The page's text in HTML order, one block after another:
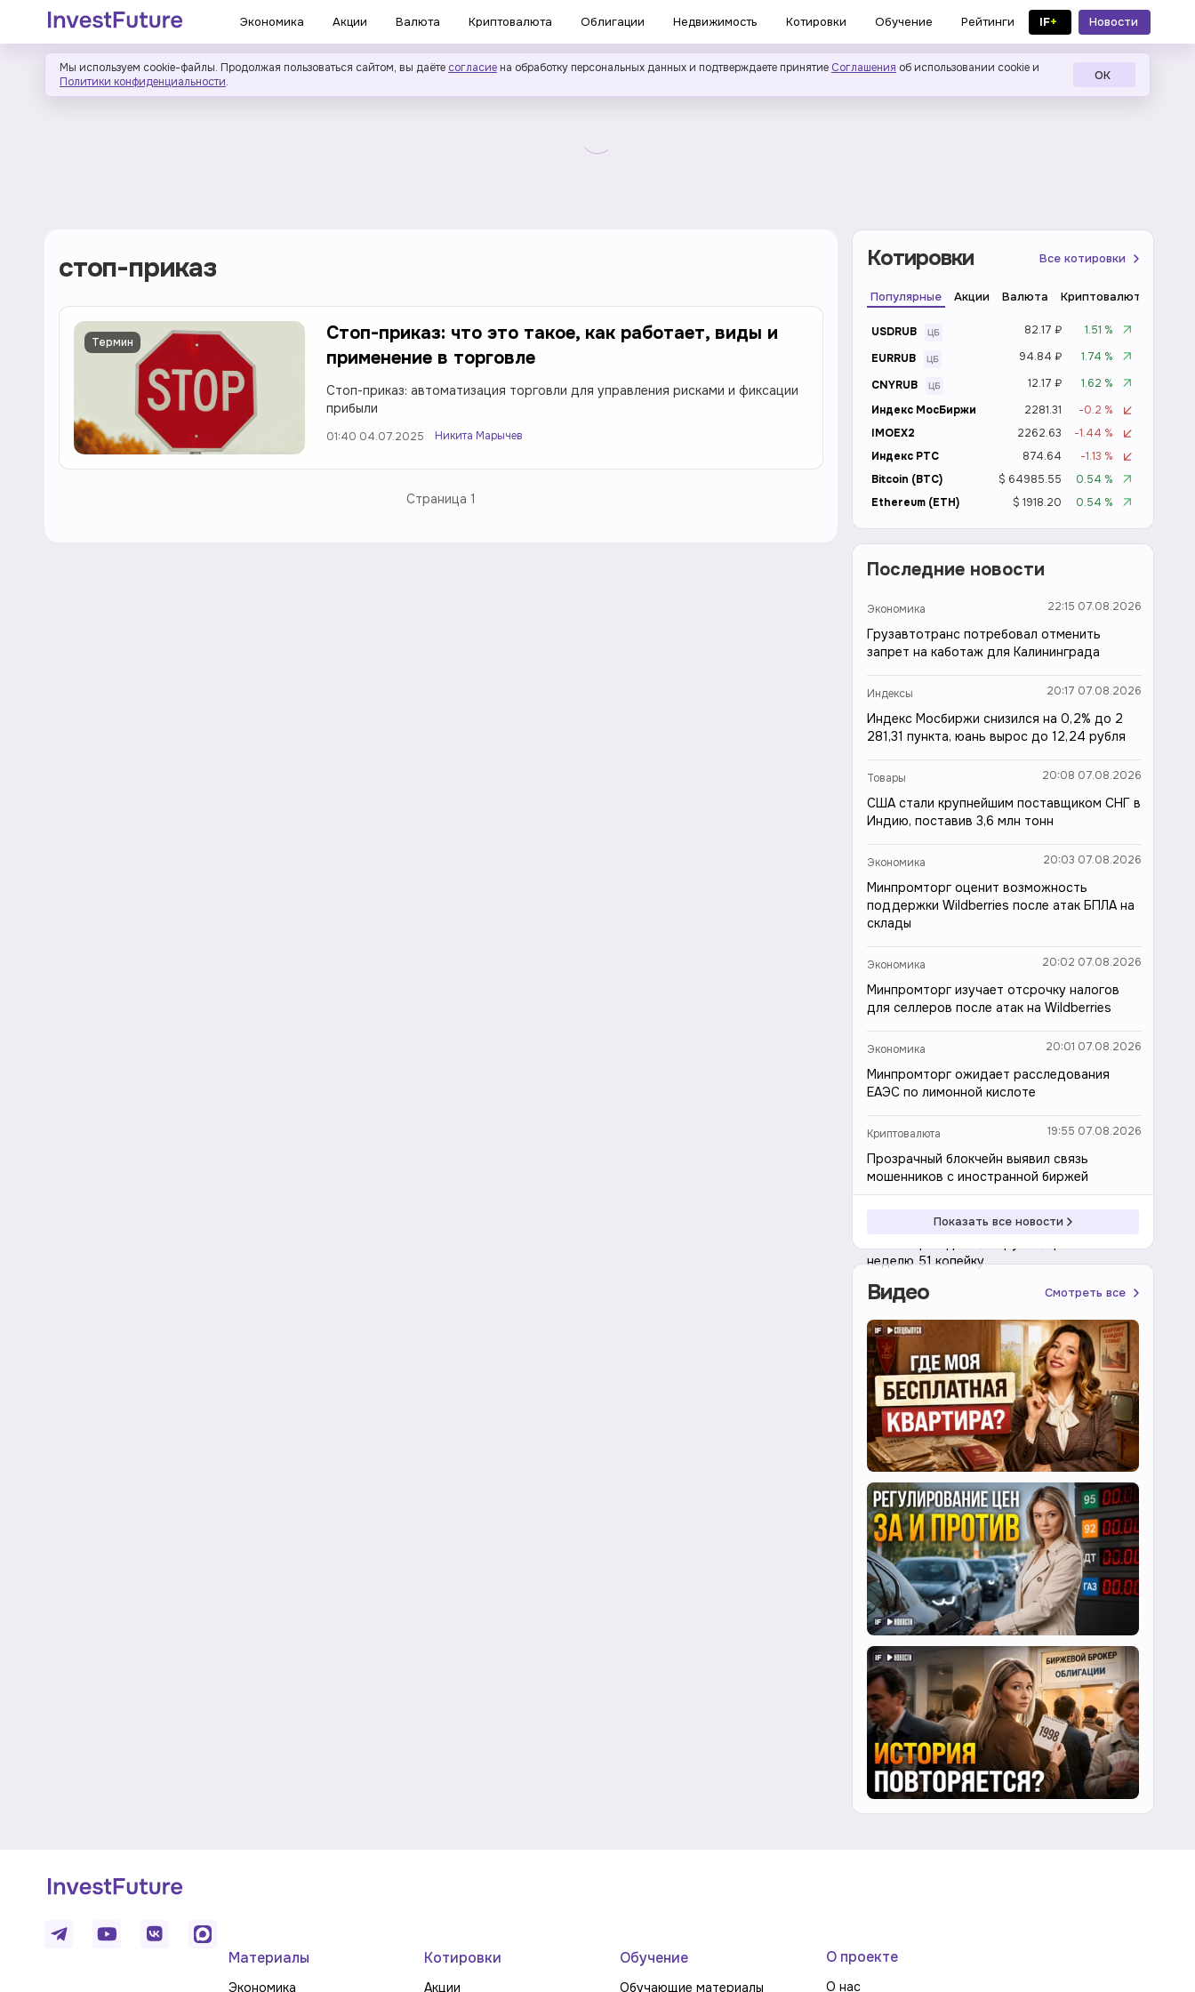
Экономика Акции Валюта Криптовалюта Облигации Недвижимость Котировки Обучение Рейтинги IF+
Новости
в MAX
Мы используем cookie-файлы. Продолжая пользоваться сайтом, вы даёте согласие на обработку персональных данных и подтверждаете принятие Соглашения об использовании cookie и
Политики конфиденциальности. ОК
стоп-приказ
Термин
Стоп-приказ: что это такое, как работает, виды и
применение в торговле
Стоп-приказ: автоматизация торговли для управления рисками и фиксации
прибыли
01:40 04.07.2025 Никита Марычев
Страница 1
Котировки Все котировки
Популярные Акции Валюта Криптовалюта
USDRUB 82.17 ₽
1.51 %
EURRUB
94.84 ₽
1.74 %
CNYRUB
12.17 ₽
1.62 %
Индекс МосБиржи
2281.31
-0.2 %
IMOEX2
2262.63
-1.44 %
Индекс РТС
874.64
-1.13 %
Bitcoin (BTC)
$ 64985.55
0.54 %
Ethereum (ETH)
$ 1918.20 0.54 %
Последние новости
Экономика 22:15 07.08.2026
Грузавтотранс потребовал отменить
запрет на каботаж для Калининграда
Индексы 20:17 07.08.2026
Индекс Мосбиржи снизился на 0,2% до 2
281,31 пункта, юань вырос до 12,24 рубля
Товары 20:08 07.08.2026
США стали крупнейшим поставщиком СНГ в
Индию, поставив 3,6 млн тонн
Экономика 20:03 07.08.2026
Минпромторг оценит возможность
поддержки Wildberries после атак БПЛА на
склады
Экономика 20:02 07.08.2026
Минпромторг изучает отсрочку налогов
для селлеров после атак на Wildberries
Экономика 20:01 07.08.2026
Минпромторг ожидает расследования
ЕАЭС по лимонной кислоте
Криптовалюта 19:55 07.08.2026
Прозрачный блокчейн выявил связь
мошенников с иностранной биржей
19:27 07.08.2026
неделю 51 копейку
Показать все новости
Видео Смотреть все
Материалы
Экономика
Котировки
Акции
Обучение
Обучающие материалы
О проекте
О нас